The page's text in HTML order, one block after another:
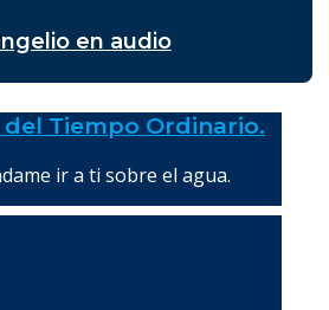
en audio
Tiempo Ordinario.
ir a ti sobre el agua.